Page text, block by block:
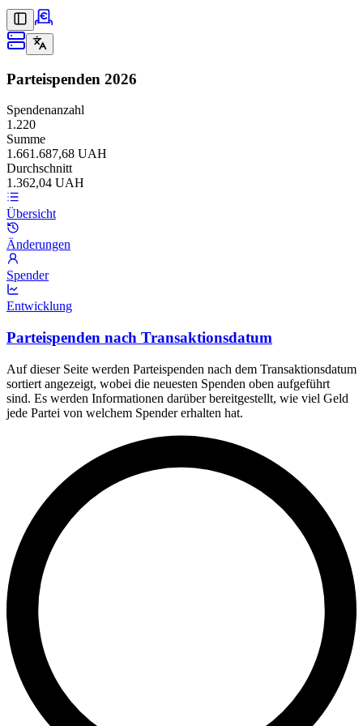
Parteispenden 2026
Spendenanzahl
1.220
Summe
1.661.687,68 UAH
Durchschnitt
1.362,04 UAH
Übersicht
Änderungen
Spender
Entwicklung
Parteispenden nach Transaktionsdatum
Auf dieser Seite werden Parteispenden nach dem Transaktionsdatum
sortiert angezeigt, wobei die neuesten Spenden oben aufgeführt
sind. Es werden Informationen darüber bereitgestellt, wie viel Geld
jede Partei von welchem Spender erhalten hat.